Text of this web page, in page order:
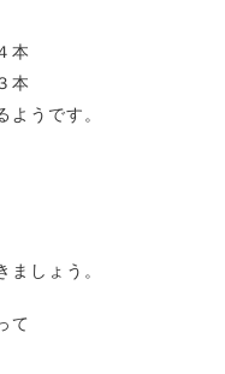
本
本
うです。
しょう。
て